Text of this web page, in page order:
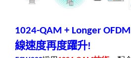
1024-QAM + Longer
線速度再度躍升!